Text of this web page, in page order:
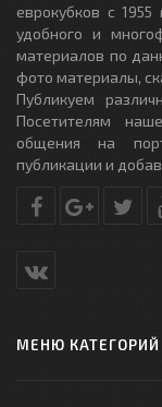
еврокубков с
удобного и
материалов по
фото материалы,
Публикуем
Посетителям
общения на
публикации и
МЕНЮ КАТЕГОРИЙ